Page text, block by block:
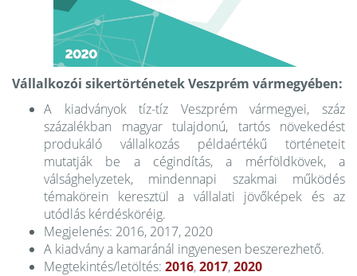
Vállalkozói sikertörténetek Veszprém vármegyében:
A kiadványok tíz-tíz Veszprém vármegyei, száz
százalékban magyar tulajdonú, tartós növekedést
produkáló vállalkozás példaértékű történeteit
mutatják be a cégindítás, a mérföldkövek, a
válsághelyzetek, mindennapi szakmai működés
témakörein keresztül a vállalati jövőképek és az
utódlás kérdésköréig.
Megjelenés: 2016, 2017, 2020
A kiadvány a kamaránál ingyenesen beszerezhető.
Megtekintés/letöltés: 2016,2017,2020